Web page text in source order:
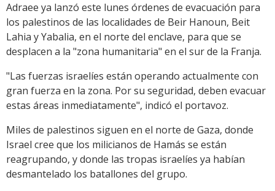
Adraee ya lanzó este lunes órdenes de evacuación para
los palestinos de las localidades de Beir Hanoun, Beit
Lahia y Yabalia, en el norte del enclave, para que se
desplacen a la "zona humanitaria" en el sur de la Franja.
"Las fuerzas israelíes están operando actualmente con
gran fuerza en la zona. Por su seguridad, deben evacuar
estas áreas inmediatamente", indicó el portavoz.
Miles de palestinos siguen en el norte de Gaza, donde
Israel cree que los milicianos de Hamás se están
reagrupando, y donde las tropas israelíes ya habían
desmantelado los batallones del grupo.